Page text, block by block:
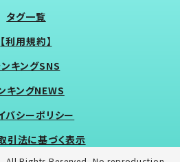
タグ一覧
【利用規約】
キングSNS
キングNEWS
バシーポリシー
引法に基づく表示